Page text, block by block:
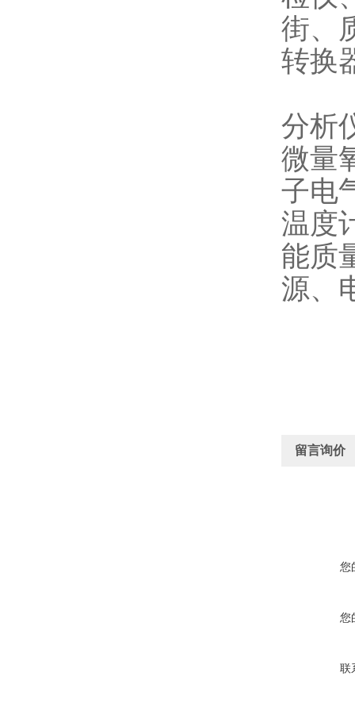
街、
转换
分析
微量
子电
温度
能质
源、
留言询价
您
您
联